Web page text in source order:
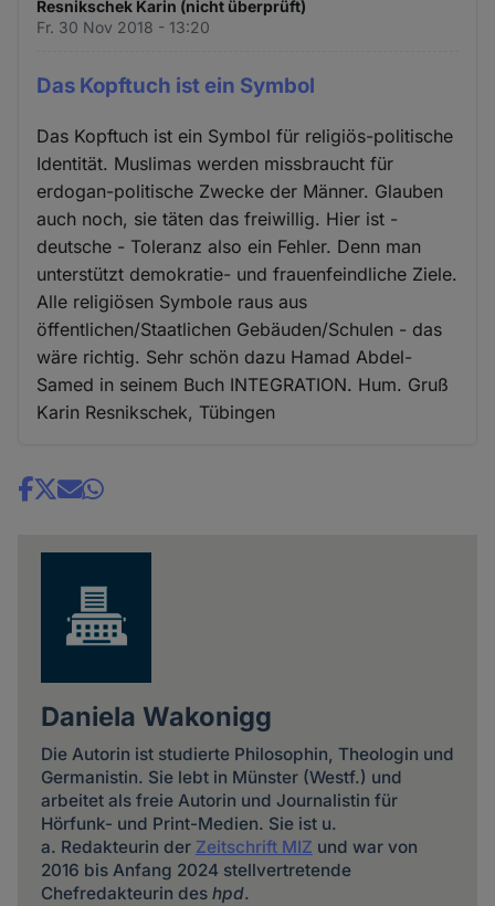
Resnikschek Karin (nicht überprüft)
Fr. 30 Nov 2018 - 13:20
Das Kopftuch ist ein Symbol
Das Kopftuch ist ein Symbol für religiös-politische
Identität. Muslimas werden missbraucht für
erdogan-politische Zwecke der Männer. Glauben
auch noch, sie täten das freiwillig. Hier ist -
deutsche - Toleranz also ein Fehler. Denn man
unterstützt demokratie- und frauenfeindliche Ziele.
Alle religiösen Symbole raus aus
öffentlichen/Staatlichen Gebäuden/Schulen - das
wäre richtig. Sehr schön dazu Hamad Abdel-
Samed in seinem Buch INTEGRATION. Hum. Gruß
Karin Resnikschek, Tübingen
Share
Daniela Wakonigg
Die Autorin ist studierte Philosophin, Theologin und
Germanistin. Sie lebt in Münster (Westf.) und
arbeitet als freie Autorin und Journalistin für
Hörfunk- und Print-Medien. Sie ist u.
a. Redakteurin der Zeitschrift MIZ und war von
2016 bis Anfang 2024 stellvertretende
Chefredakteurin des hpd.